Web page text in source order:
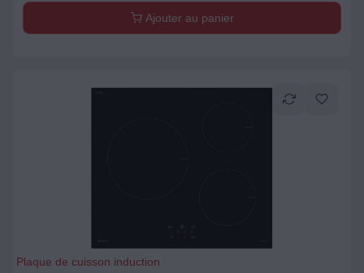
Ajouter au panier
Plaque de cuisson induction